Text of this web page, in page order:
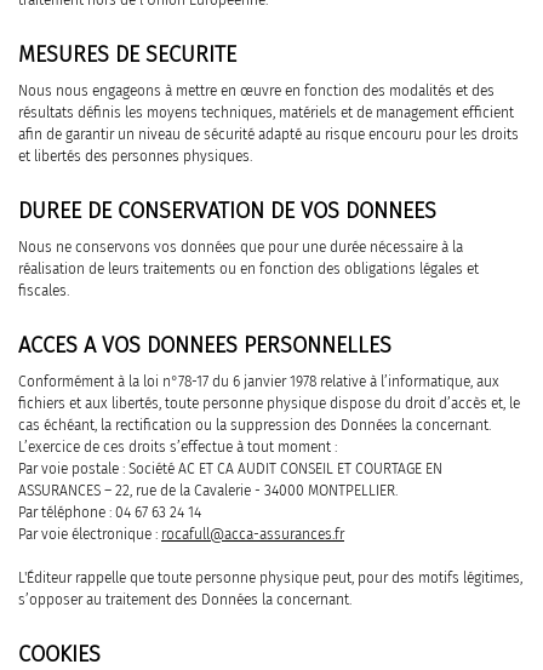
MESURES DE SECURITE
Nous nous engageons à mettre en œuvre en fonction des modalités et des
résultats définis les moyens techniques, matériels et de management efficient
afin de garantir un niveau de sécurité adapté au risque encouru pour les droits
et libertés des personnes physiques.
DUREE DE CONSERVATION DE VOS DONNEES
Nous ne conservons vos données que pour une durée nécessaire à la
réalisation de leurs traitements ou en fonction des obligations légales et
fiscales.
ACCES A VOS DONNEES PERSONNELLES
Conformément à la loi n°78-17 du 6 janvier 1978 relative à l’informatique, aux
fichiers et aux libertés, toute personne physique dispose du droit d’accès et, le
cas échéant, la rectification ou la suppression des Données la concernant.
L’exercice de ces droits s’effectue à tout moment :
Par voie postale : Société AC ET CA AUDIT CONSEIL ET COURTAGE EN
ASSURANCES – 22, rue de la Cavalerie - 34000 MONTPELLIER.
Par téléphone : 04 67 63 24 14
Par voie électronique : rocafull@acca-assurances.fr
L'Éditeur rappelle que toute personne physique peut, pour des motifs légitimes,
s’opposer au traitement des Données la concernant.
COOKIES